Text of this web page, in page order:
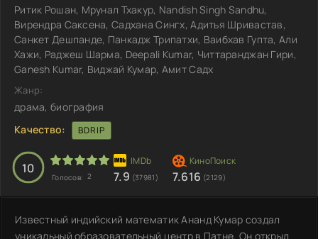
Ритик Рошан, Мрунал Тхакур, Nandish Singh Sandhu,
Вирендра Саксена, Садхана Сингх, Адитья Шривастав,
Санкет Дешпанде, Панкадж Трипатхи, Ваибхав Гупта, Али
Хажи, Раджеш Шарма, Deepali Kumar, Читтаранджан Гири,
Ganesh Kumar, Виджай Кумар, Амит Садх
Жанр:
драма, биография
Качество:
BDRIP
10
Голосов: 2 7.9 (37981) 7.616 (2129)
Известный индийский математик Ананд Кумар создал
уникальный образовательный центр в Патне. Он открыл